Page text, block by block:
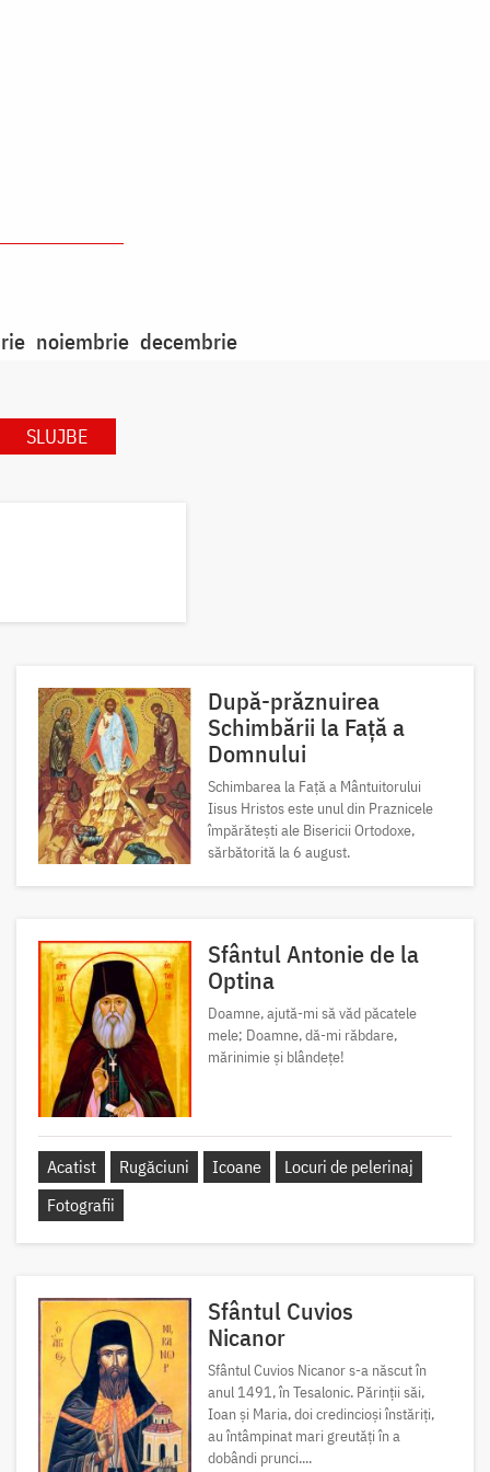
noiembrie decembrie
SLUJBE
După-prăznuirea
Schimbării la Față a
Domnului
Schimbarea la Față a Mântuitorului
Iisus Hristos este unul din Praznicele
împărătești ale Bisericii Ortodoxe,
sărbătorită la 6 august.
Sfântul Antonie de la
Optina
Doamne, ajută-mi să văd păcatele
mele; Doamne, dă-mi răbdare,
mărinimie şi blândeţe!
Acatist Rugăciuni Icoane
Locuri de pelerinaj
Fotografii
Sfântul Cuvios
Nicanor
Sfântul Cuvios Nicanor s-a născut în
anul 1491, în Tesalonic. Părinții săi,
Ioan și Maria, doi credincioși înstăriți,
au întâmpinat mari greutăți în a
dobândi prunci....